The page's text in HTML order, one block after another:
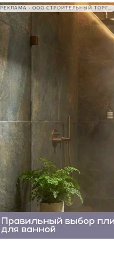
РЕКЛАМА • ООО СТРОИТЕЛЬНЫЙ ТОРГОВЫЙ ДОМ «ПЕТРОВИЧ». ИНН: 7802348846